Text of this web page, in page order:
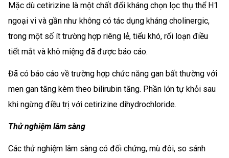
Mặc dù cetirizine là một chất đối kháng chọn lọc thụ thể H1
ngoại vi và gần như không có tác dụng kháng cholinergic,
trong một số ít trường hợp riêng lẻ, tiểu khó, rối loạn điều
tiết mắt và khô miệng đã được báo cáo.
Đã có báo cáo về trường hợp chức năng gan bất thường với
men gan tăng kèm theo bilirubin tăng. Phần lớn tự khỏi sau
khi ngừng điều trị với cetirizine dihydrochloride.
Thử nghiệm lâm sàng
Các thử nghiệm lâm sàng có đối chứng, mù đôi, so sánh